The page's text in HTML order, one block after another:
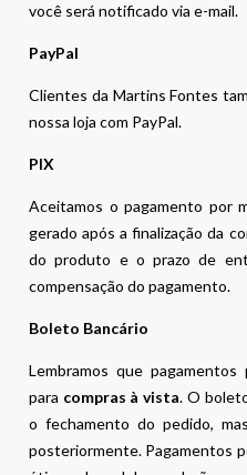
você será notificado via e-mail.
PayPal
Clientes da Martins Fontes
nossa loja com PayPal.
PIX
Aceitamos o pagamento por
gerado após a finalização da
do produto e o prazo de
compensação do pagamento.
Boleto Bancário
Lembramos que
para compras à vista. O
o fechamento do pedido,
posteriormente. Pagamentos